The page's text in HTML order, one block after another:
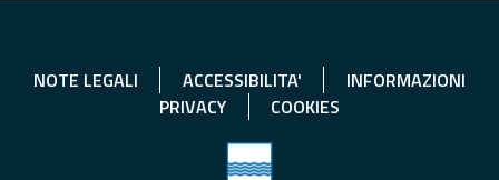
NOTE LEGALI ACCESSIBILITA'
INFORMAZIONI
PRIVACY
COOKIES